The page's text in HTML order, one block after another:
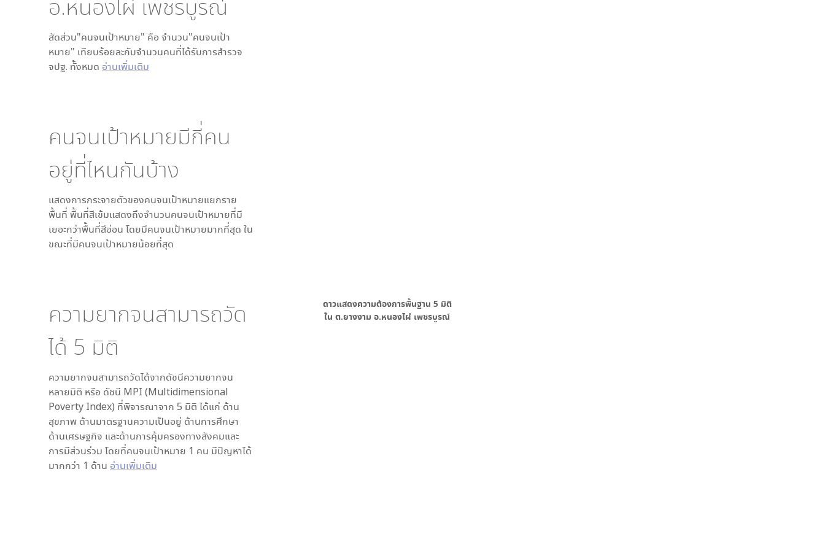
อ.หนองไผ่ เพชรบูรณ์
สัดส่วน"คนจนเป้าหมาย" คือ จำนวน"คนจนเป้า
หมาย" เทียบร้อยละกับจำนวนคนที่ได้รับการสำรวจ
จปฐ. ทั้งหมด อ่านเพิ่มเติม
คนจนเป้าหมายมีกี่คน
อยู่ที่ไหนกันบ้าง
แสดงการกระจายตัวของคนจนเป้าหมายแยกราย
พื้นที่ พื้นที่สีเข้มแสดงถึงจำนวนคนจนเป้าหมายที่มี
เยอะกว่าพื้นที่สีอ่อน โดยมีคนจนเป้าหมายมากที่สุด ใน
ขณะที่มีคนจนเป้าหมายน้อยที่สุด
ความยากจนสามารถวัด
ได้ 5 มิติ
ความยากจนสามารถวัดได้จากดัชนีความยากจน
หลายมิติ หรือ ดัชนี MPI (Multidimensional
Poverty Index) ที่พิจารณาจาก 5 มิติ ได้แก่ ด้าน
สุขภาพ ด้านมาตรฐานความเป็นอยู่ ด้านการศึกษา
ด้านเศรษฐกิจ และด้านการคุ้มครองทางสังคมและ
การมีส่วนร่วม โดยที่คนจนเป้าหมาย 1 คน มีปัญหาได้
มากกว่า 1 ด้าน อ่านเพิ่มเติม
ดาวแสดงความต้องการพื้นฐาน 5 มิติ
ใน ต.ยางงาม อ.หนองไผ่ เพชรบูรณ์